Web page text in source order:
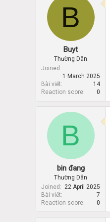
B
Buyt
Thường Dân
Joined
1 March 2025
Bài viết
14
Reaction score
0
B
bin đang
Thường Dân
Joined
22 April 2025
Bài viết
7
Reaction score
0